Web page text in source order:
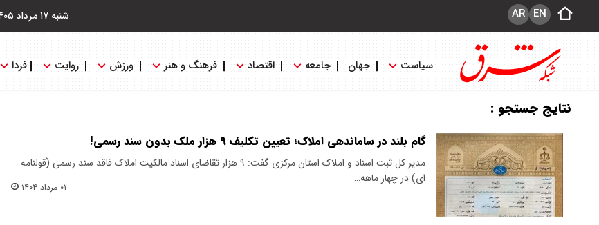
شنبه ۱۷ مرداد ۱۴۰۵ EN
AR
سیاست جهان جامعه اقتصاد فرهنگ و هنر ورزش روایت فردا
نتایج جستجو :
گام بلند در ساماندهی املاک؛ تعیین تکلیف ۹ هزار ملک بدون سند رسمی!
مدیر کل ثبت اسناد و املاک استان مرکزی گفت: ۹ هزار تقاضای اسناد مالکیت املاک فاقد سند رسمی (قولنامه
ای) در چهار ماهه…
۰۱ مرداد ۱۴۰۴